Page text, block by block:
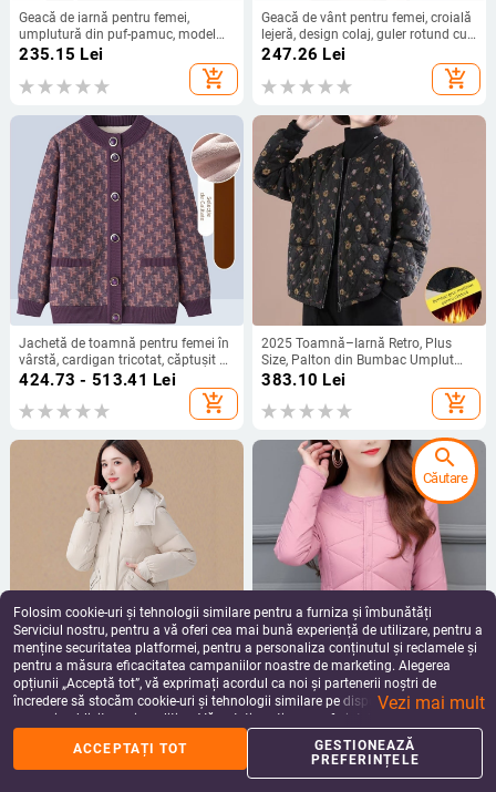
Geacă de iarnă pentru femei,
umplutură din puf-pamuc, model
scurt, 2025, cu glugă și buzunare
235.15 Lei
add_shopping_cart
Geacă de vânt pentru femei, croială
lejeră, design colaj, guler rotund cu
fermoar, lansare toamnă 2024
247.26 Lei
add_shopping_cart
Jachetă de toamnă pentru femei în
vârstă, cardigan tricotat, căptușit cu
fleece, gros pentru iarnă, mărime
424.73 - 513.41 Lei
add_shopping_cart
2025 Toamnă–Iarnă Retro, Plus
Size, Palton din Bumbac Umplut
pentru Femei, Cu Model Floral
383.10 Lei
add_shopping_cart
Jachetă pentru femei din puf de
rață, 81–85% puf, groasă și caldă,
fără guler, fermoar, țesătură de
bumbac, toamnă 2025
783.85Lei
add_shopping_cart
Jachetă scurtă de iarnă cu
umplutură din puf de rață, conținut
de puf 51-55%, țesătură chenille,
material principal spandex, croială
Slim, guler rotund
345.21 - 374.72Lei
add_shopping_cart
Folosim cookie-uri și tehnologii similare pentru a furniza și îmbunătăți
Serviciul nostru, pentru a vă oferi cea mai bună experiență de utilizare, pentru a
menține securitatea platformei, pentru a personaliza conținutul și reclamele și
pentru a măsura eficacitatea campaniilor noastre de marketing. Alegerea
opțiunii „Acceptă tot”, vă exprimați acordul ca noi și partenerii noștri de
încredere să stocăm cookie-uri și tehnologii similare pe dispozitivul dvs. în
scopuri publicitare și analitice. Vă puteți gestiona preferințele în orice moment
făcând clic pe „Gestionează preferințele”. Pentru mai multe informații, vă
rugăm să consultațiPolitica noastră de confidențialitate.
Vezi mai mult
ACCEPTAȚI TOT
GESTIONEAZĂ
PREFERINȚELE
search
Căutare